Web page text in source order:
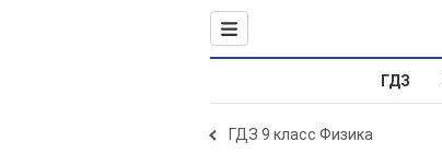
ГДЗ
ГДЗ 9 класс Физика